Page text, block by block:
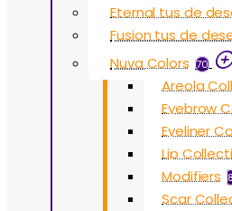
Eternal tus de
Fusion tus de
Nuva Colors 70
Areola
Eyebrow
Eyeliner
Lip
Modifiers
Scar